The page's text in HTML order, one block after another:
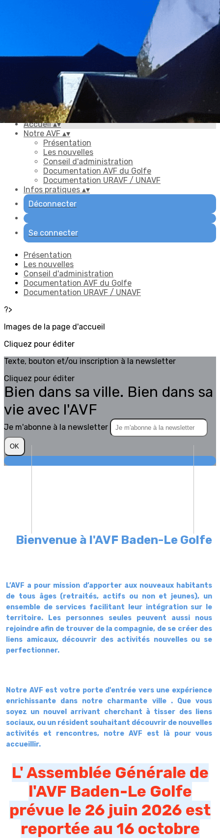
Exporter uniquement les colonnes affichées
Menu
Ajoutez un logo, un bouton, des réseaux sociaux
Cliquez pour éditer
Accueil▴▾
Notre AVF ▴▾
Présentation
Les nouvelles
Conseil d'administration
Documentation AVF du Golfe
Documentation URAVF / UNAVF
Infos pratiques ▴▾
Déconnecter
Se connecter
Présentation
Les nouvelles
Conseil d'administration
Documentation AVF du Golfe
Documentation URAVF / UNAVF
?>
Images de la page d'accueil
Cliquez pour éditer
Texte, bouton et/ou inscription à la newsletter
Cliquez pour éditer
Bien dans sa ville. Bien dans sa
vie avec l'AVF
Je m'abonne à la newsletter
OK
Bienvenue à l'AVF Baden-Le Golfe
L’AVF a pour mission d’apporter aux nouveaux habitants
de tous âges (retraités, actifs ou non et jeunes), un
ensemble de services facilitant leur intégration sur le
territoire. Les personnes seules peuvent aussi nous
rejoindre afin de trouver de la compagnie, de se créer des
liens amicaux, découvrir des activités nouvelles ou se
perfectionner.
Notre AVF est votre porte d'entrée vers une expérience
enrichissante dans notre charmante ville . Que vous
soyez un nouvel arrivant cherchant à tisser des liens
sociaux, ou un résident souhaitant découvrir de nouvelles
activités et rencontres, notre AVF est là pour vous
accueillir.
L' Assemblée Générale de
l'AVF Baden-Le Golfe
prévue le 26 juin 2026 est
reportée au 16 octobre